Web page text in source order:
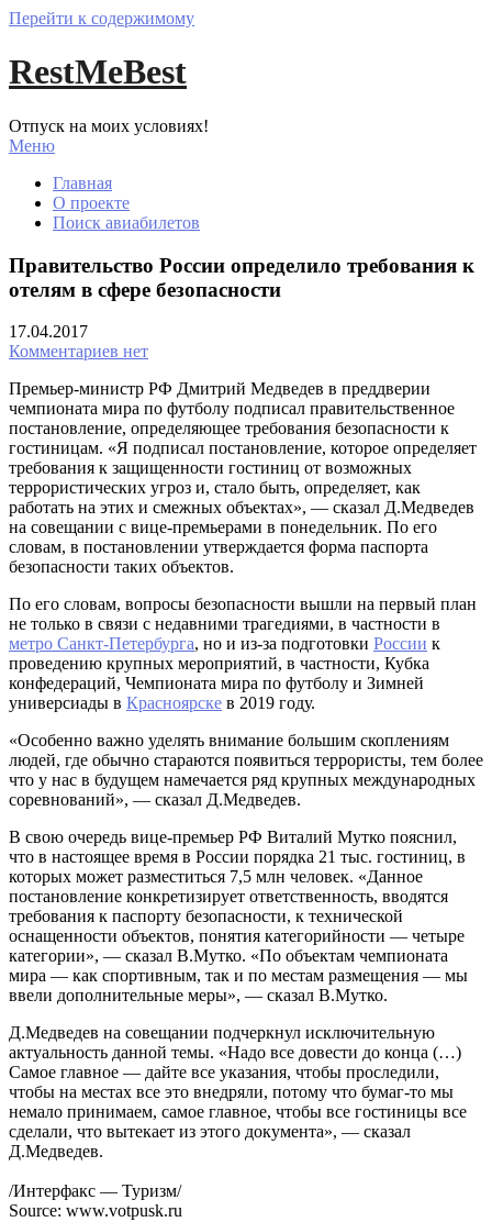
Перейти к содержимому
RestMeBest
Отпуск на моих условиях!
Меню
Главная
О проекте
Поиск авиабилетов
Правительство России определило требования к
отелям в сфере безопасности
17.04.2017
Комментариев нет
Премьер-министр РФ Дмитрий Медведев в преддверии
чемпионата мира по футболу подписал правительственное
постановление, определяющее требования безопасности к
гостиницам. «Я подписал постановление, которое определяет
требования к защищенности гостиниц от возможных
террористических угроз и, стало быть, определяет, как
работать на этих и смежных объектах», — сказал Д.Медведев
на совещании с вице-премьерами в понедельник. По его
словам, в постановлении утверждается форма паспорта
безопасности таких объектов.
По его словам, вопросы безопасности вышли на первый план
не только в связи с недавними трагедиями, в частности в
метро Санкт-Петербурга, но и из-за подготовки России к
проведению крупных мероприятий, в частности, Кубка
конфедераций, Чемпионата мира по футболу и Зимней
универсиады в Красноярске в 2019 году.
«Особенно важно уделять внимание большим скоплениям
людей, где обычно стараются появиться террористы, тем более
что у нас в будущем намечается ряд крупных международных
соревнований», — сказал Д.Медведев.
В свою очередь вице-премьер РФ Виталий Мутко пояснил,
что в настоящее время в России порядка 21 тыс. гостиниц, в
которых может разместиться 7,5 млн человек. «Данное
постановление конкретизирует ответственность, вводятся
требования к паспорту безопасности, к технической
оснащенности объектов, понятия категорийности — четыре
категории», — сказал В.Мутко. «По объектам чемпионата
мира — как спортивным, так и по местам размещения — мы
ввели дополнительные меры», — сказал В.Мутко.
Д.Медведев на совещании подчеркнул исключительную
актуальность данной темы. «Надо все довести до конца (…)
Самое главное — дайте все указания, чтобы проследили,
чтобы на местах все это внедряли, потому что бумаг-то мы
немало принимаем, самое главное, чтобы все гостиницы все
сделали, что вытекает из этого документа», — сказал
Д.Медведев.
/Интерфакс — Туризм/
Source: www.votpusk.ru